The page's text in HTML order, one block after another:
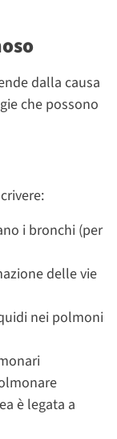
dalla causa
che possono
i bronchi (per
delle vie
nei polmoni
è legata a